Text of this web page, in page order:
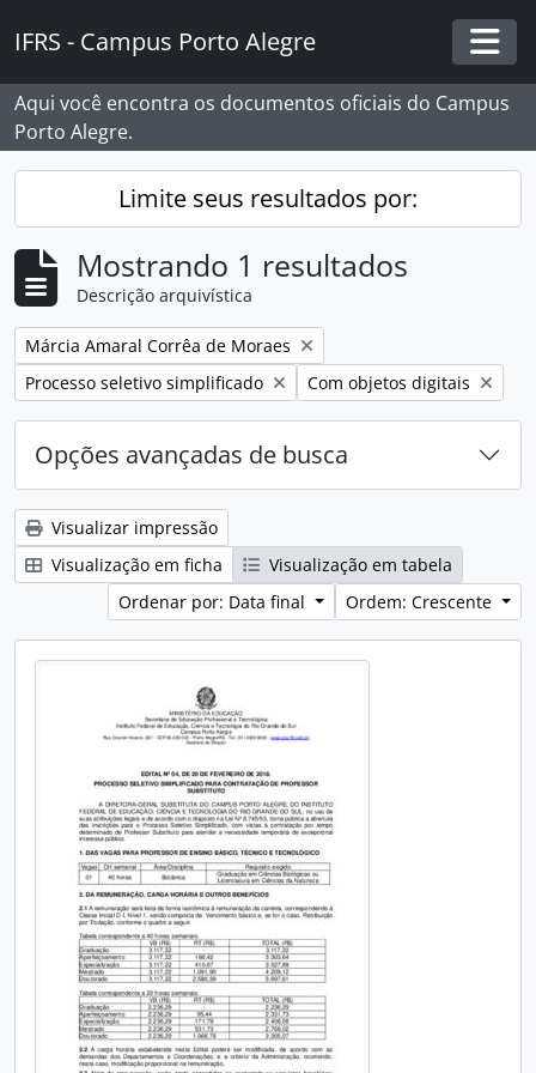
IFRS - Campus Porto Alegre
Aqui você encontra os documentos oficiais do Campus
Porto Alegre.
Limite seus resultados por:
Mostrando 1 resultados
Descrição arquivística
Remover filtro:
Márcia Amaral Corrêa de Moraes
Remover filtro:
Processo seletivo simplificado Remover filtro:
Com objetos digitais
Opções avançadas de busca
Visualizar impressão
Visualização em ficha
Visualização em tabela
Ordenar por: Data final
Ordem: Crescente